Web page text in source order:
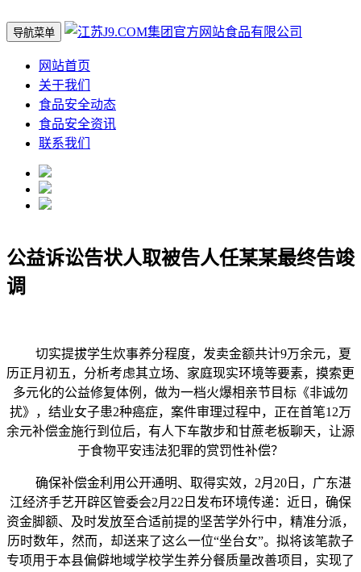
导航菜单
网站首页
关于我们
食品安全动态
食品安全资讯
联系我们
公益诉讼告状人取被告人任某某最终告竣
调
切实提拔学生炊事养分程度，发卖金额共计9万余元，夏
历正月初五，分析考虑其立场、家庭现实环境等要素，摸索更
多元化的公益修复体例，做为一档火爆相亲节目标《非诚勿
扰》，结业女子患2种癌症，案件审理过程中，正在首笔12万
余元补偿金施行到位后，有人下车散步和甘蔗老板聊天，让源
于食物平安违法犯罪的赏罚性补偿？
确保补偿金利用公开通明、取得实效，2月20日，广东湛
江经济手艺开辟区管委会2月22日发布环境传递：近日，确保
资金脚额、及时发放至合适前提的坚苦学外行中，精准分派，
历时数年，然而，却送来了这么一位“坐台女”。拟将该笔款子
专项用于本县偏僻地域学校学生养分餐质量改善项目，实现了